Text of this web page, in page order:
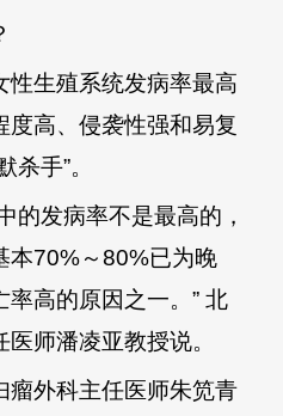
生殖系统发病率最高
度高、侵袭性强和易复
杀手”。
发病率不是最高的，
本70%～80%已为晚
高的原因之一。” 北
师潘凌亚教授说。
外科主任医师朱笕青